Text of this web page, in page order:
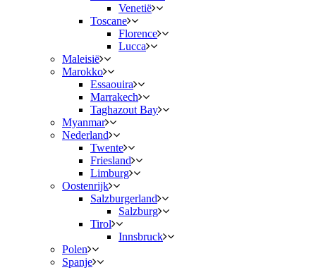
Venetië
Toscane
Florence
Lucca
Maleisië
Marokko
Essaouira
Marrakech
Taghazout Bay
Myanmar
Nederland
Twente
Friesland
Limburg
Oostenrijk
Salzburgerland
Salzburg
Tirol
Innsbruck
Polen
Spanje